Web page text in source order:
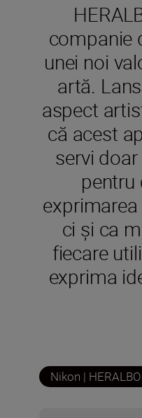
companie
unei noi
artă.
aspect
că acest
servi
pentru
ci și ca
fiecare
exprima
Nikon |